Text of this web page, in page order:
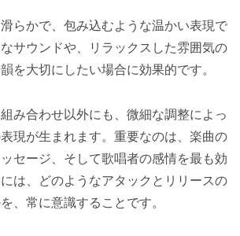
らかで、包み込むような温かい表現で
サウンドや、リラックスした雰囲気の
を大切にしたい場合に効果的です。
み合わせ以外にも、微細な調整によっ
現が生まれます。重要なのは、楽曲の
セージ、そして歌唱者の感情を最も効
は、どのようなアタックとリリースの
、常に意識することです。